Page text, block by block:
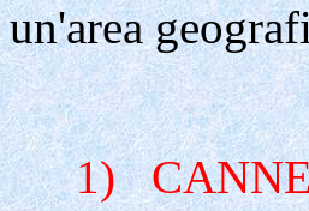
un'area
1)